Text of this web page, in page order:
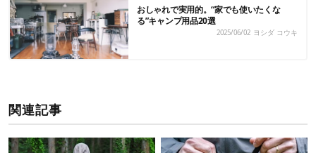
おしゃれで実用的。“家でも使いたくな
る”キャンプ用品20選
2025/06/02 ヨシダ コウキ
関連記事